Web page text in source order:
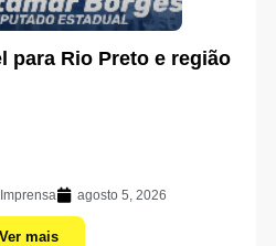
para Rio Preto e região
agosto 5, 2026
Ver mais